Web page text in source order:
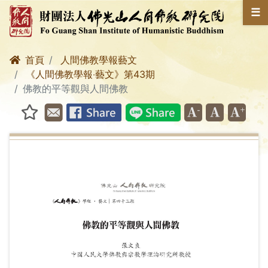
☰
首頁
人間佛教學報藝文
《人間佛教學報‧藝文》第43期
佛教的平等觀與人間佛教